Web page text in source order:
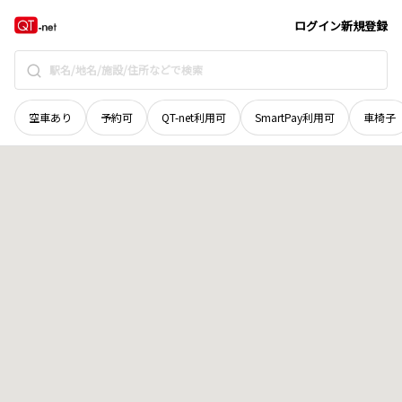
ログイン新規登録
空車あり 予約可 QT-net利用可 SmartPay利用可 車椅子
徳島県